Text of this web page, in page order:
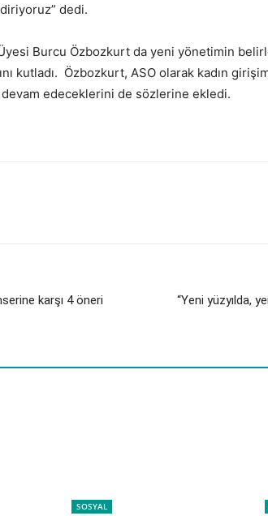
dedi.
Burcu Özbozkurt da yeni yönetimin
kutladı. Özbozkurt, ASO olarak kadın
devam edeceklerini de sözlerine ekledi.
karşı 4 öneri “Yeni yüzyılda,
SOSYAL